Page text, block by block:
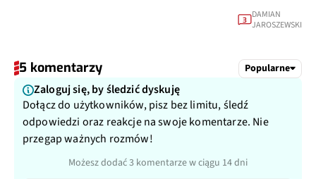
3
DAMIAN
JAROSZEWSKI
5 komentarzy Popularne
Zaloguj się, by śledzić dyskuję
Dołącz do użytkowników, pisz bez limitu, śledź
odpowiedzi oraz reakcje na swoje komentarze. Nie
przegap ważnych rozmów!
Możesz dodać 3 komentarze w ciągu 14 dni